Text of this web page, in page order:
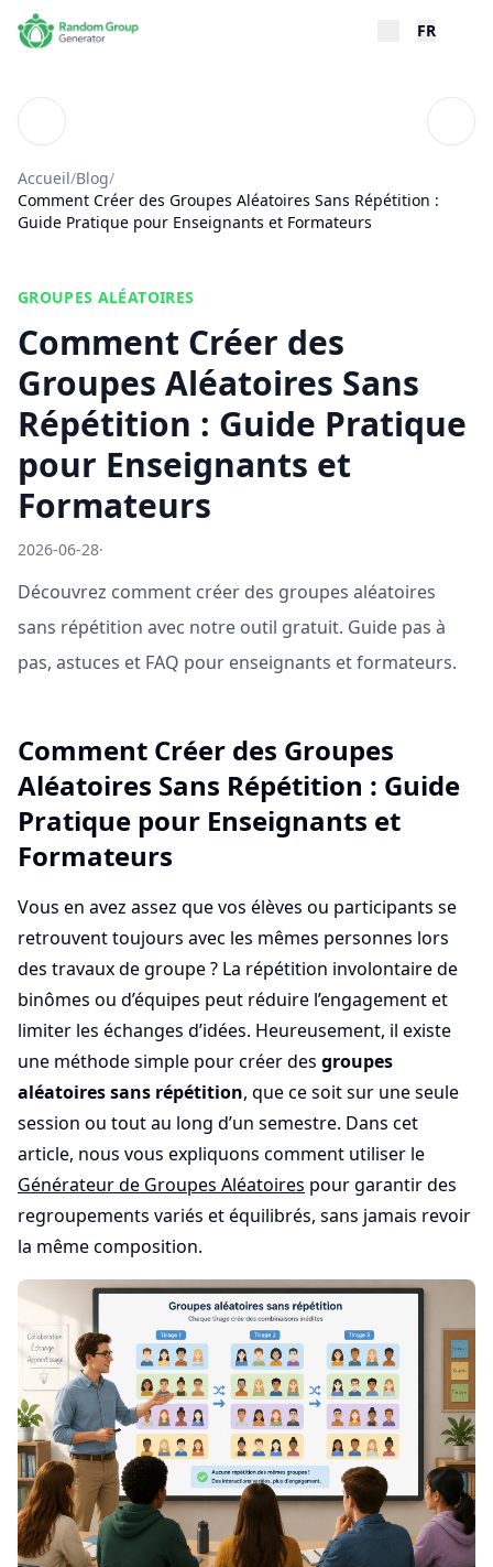
FR
Blog
Accueil/Blog/
Comment Créer des Groupes Aléatoires Sans Répétition :
Guide Pratique pour Enseignants et Formateurs
GROUPES ALÉATOIRES
Comment Créer des
Groupes Aléatoires Sans
Répétition : Guide Pratique
pour Enseignants et
Formateurs
2026-06-28·
Découvrez comment créer des groupes aléatoires
sans répétition avec notre outil gratuit. Guide pas à
pas, astuces et FAQ pour enseignants et formateurs.
Comment Créer des Groupes
Aléatoires Sans Répétition : Guide
Pratique pour Enseignants et
Formateurs
Vous en avez assez que vos élèves ou participants se
retrouvent toujours avec les mêmes personnes lors
des travaux de groupe ? La répétition involontaire de
binômes ou d’équipes peut réduire l’engagement et
limiter les échanges d’idées. Heureusement, il existe
une méthode simple pour créer des groupes
aléatoires sans répétition, que ce soit sur une seule
session ou tout au long d’un semestre. Dans cet
article, nous vous expliquons comment utiliser le
Générateur de Groupes Aléatoires pour garantir des
regroupements variés et équilibrés, sans jamais revoir
la même composition.